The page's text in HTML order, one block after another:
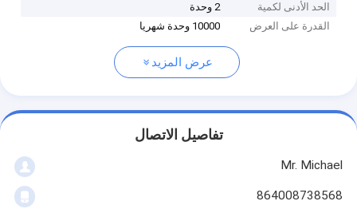
الحد الأدنى لكمية
2 وحدة
القدرة على العرض
10000 وحدة شهريا
عرض المزيد
تفاصيل الاتصال
Mr. Michael
864008738568